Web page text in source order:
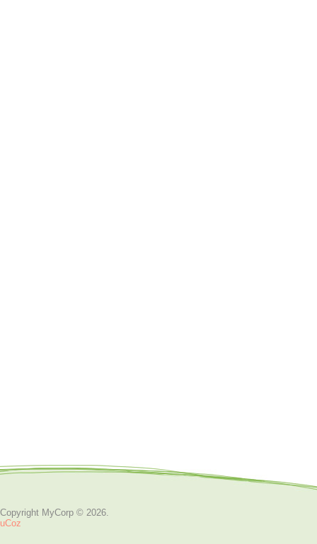
Copyright MyCorp © 2026.
uCoz